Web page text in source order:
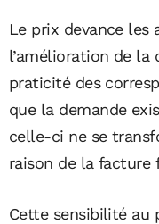
Le prix devance
l’amélioration de la
praticité des
que la demande
celle-ci ne se
raison de la facture
Cette sensibilité au